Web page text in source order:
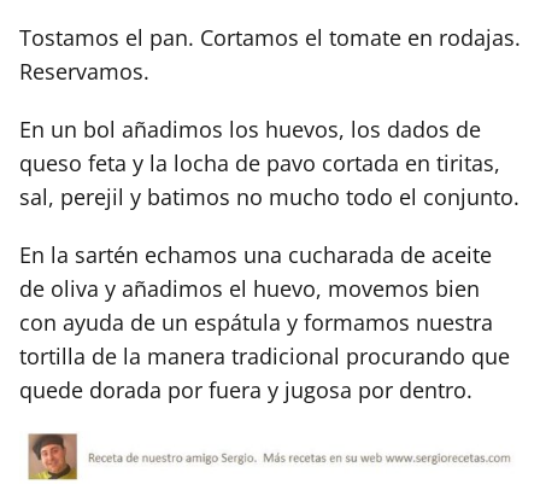
Tostamos el pan. Cortamos el tomate en rodajas.
Reservamos.
En un bol añadimos los huevos, los dados de
queso feta y la locha de pavo cortada en tiritas,
sal, perejil y batimos no mucho todo el conjunto.
En la sartén echamos una cucharada de aceite
de oliva y añadimos el huevo, movemos bien
con ayuda de un espátula y formamos nuestra
tortilla de la manera tradicional procurando que
quede dorada por fuera y jugosa por dentro.